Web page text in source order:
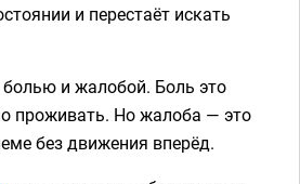
и перестаёт искать
и жалобой. Боль это
проживать. Но жалоба — это
без движения вперёд.